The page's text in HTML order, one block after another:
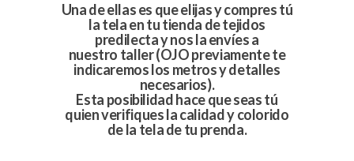
Una de ellas es que elijas y compres tú
la tela en tu tienda de tejidos
predilecta y nos la envíes a
nuestro taller (OJO previamente te
indicaremos los metros y detalles
necesarios).
Esta posibilidad hace que seas tú
quien verifiques la calidad y colorido
de la tela de tu prenda.